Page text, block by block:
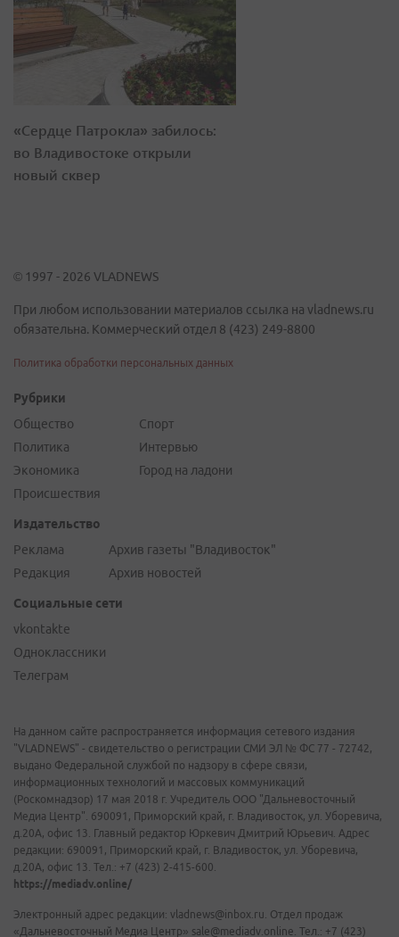
«Сердце Патрокла» забилось:
во Владивостоке открыли
новый сквер
© 1997 - 2026 VLADNEWS
При любом использовании материалов ссылка на vladnews.ru
обязательна. Коммерческий отдел 8 (423) 249-8800
Политика обработки персональных данных
Рубрики
Общество
Политика
Экономика
Происшествия
Спорт
Интервью
Город на ладони
Издательство
Реклама
Редакция
Архив газеты "Владивосток"
Архив новостей
Социальные сети
vkontakte
Одноклассники
Телеграм
На данном сайте распространяется информация сетевого издания
"VLADNEWS" - свидетельство о регистрации СМИ ЭЛ № ФС 77 - 72742,
выдано Федеральной службой по надзору в сфере связи,
информационных технологий и массовых коммуникаций
(Роскомнадзор) 17 мая 2018 г. Учредитель ООО "Дальневосточный
Медиа Центр". 690091, Приморский край, г. Владивосток, ул. Уборевича,
д.20А, офис 13. Главный редактор Юркевич Дмитрий Юрьевич. Адрес
редакции: 690091, Приморский край, г. Владивосток, ул. Уборевича,
д.20А, офис 13. Тел.: +7 (423) 2-415-600.
https://mediadv.online/
Электронный адрес редакции: vladnews@inbox.ru. Отдел продаж
«Дальневосточный Медиа Центр» sale@mediadv.online. Тел.: +7 (423)